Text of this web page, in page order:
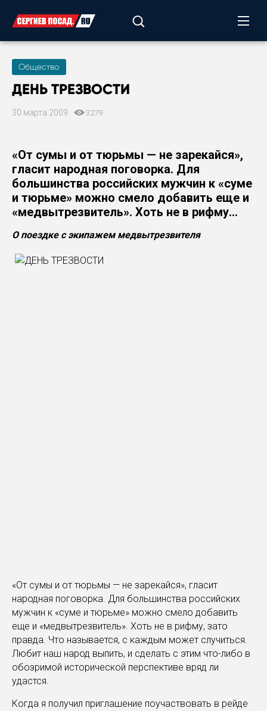
Общество
ДЕНЬ ТРЕЗВОСТИ
30 марта 2009 3279
«От сумы и от тюрьмы — не зарекайся»,
гласит народная поговорка. Для
большинства российских мужчин к «суме
и тюрьме» можно смело добавить еще и
«медвытрезвитель». Хоть не в рифму...
О поездке с экипажем медвытрезвителя
«От сумы и от тюрьмы — не зарекайся», гласит
народная поговорка. Для большинства российских
мужчин к «суме и тюрьме» можно смело добавить
еще и «медвытрезвитель». Хоть не в рифму, зато
правда. Что называется, с каждым может случиться.
Любит наш народ выпить, и сделать с этим что-либо в
обозримой исторической перспективе вряд ли
удастся.
Когда я получил приглашение поучаствовать в рейде